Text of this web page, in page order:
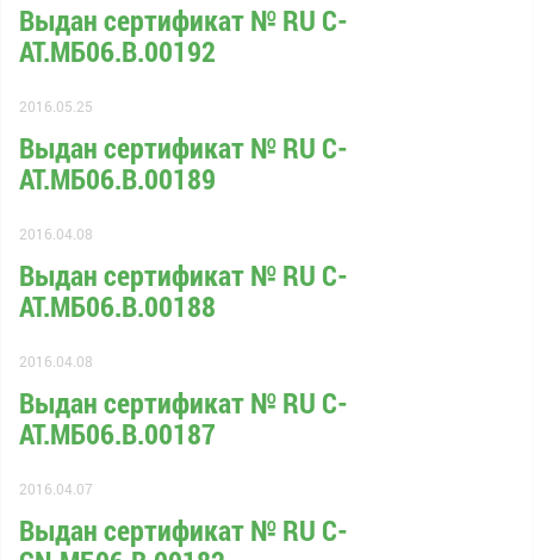
Выдан сертификат № RU С-
AT.МБ06.B.00192
2016.05.25
Выдан сертификат № RU С-
AT.МБ06.B.00189
2016.04.08
Выдан сертификат № RU С-
AT.МБ06.B.00188
2016.04.08
Выдан сертификат № RU С-
AT.МБ06.B.00187
2016.04.07
Выдан сертификат № RU С-